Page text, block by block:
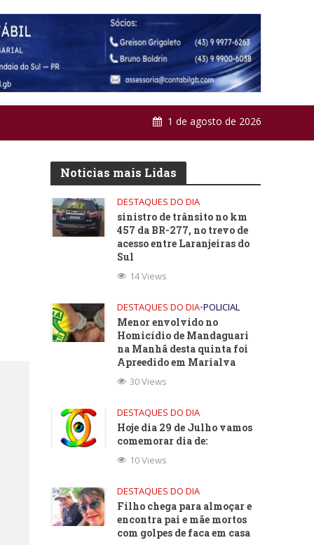
1 de agosto de 2026
Noticias mais Lidas
DESTAQUES DO DIA
sinistro de trânsito no km
457 da BR-277, no trevo de
acesso entre Laranjeiras do
Sul
14 Views
DESTAQUES DO DIA•POLICIAL
Menor envolvido no
Homicídio de Mandaguari
na Manhã desta quinta foi
Apreedido em Marialva
30 Views
DESTAQUES DO DIA
Hoje dia 29 de Julho vamos
comemorar dia de:
10 Views
DESTAQUES DO DIA
Filho chega para almoçar e
encontra pai e mãe mortos
com golpes de faca em casa